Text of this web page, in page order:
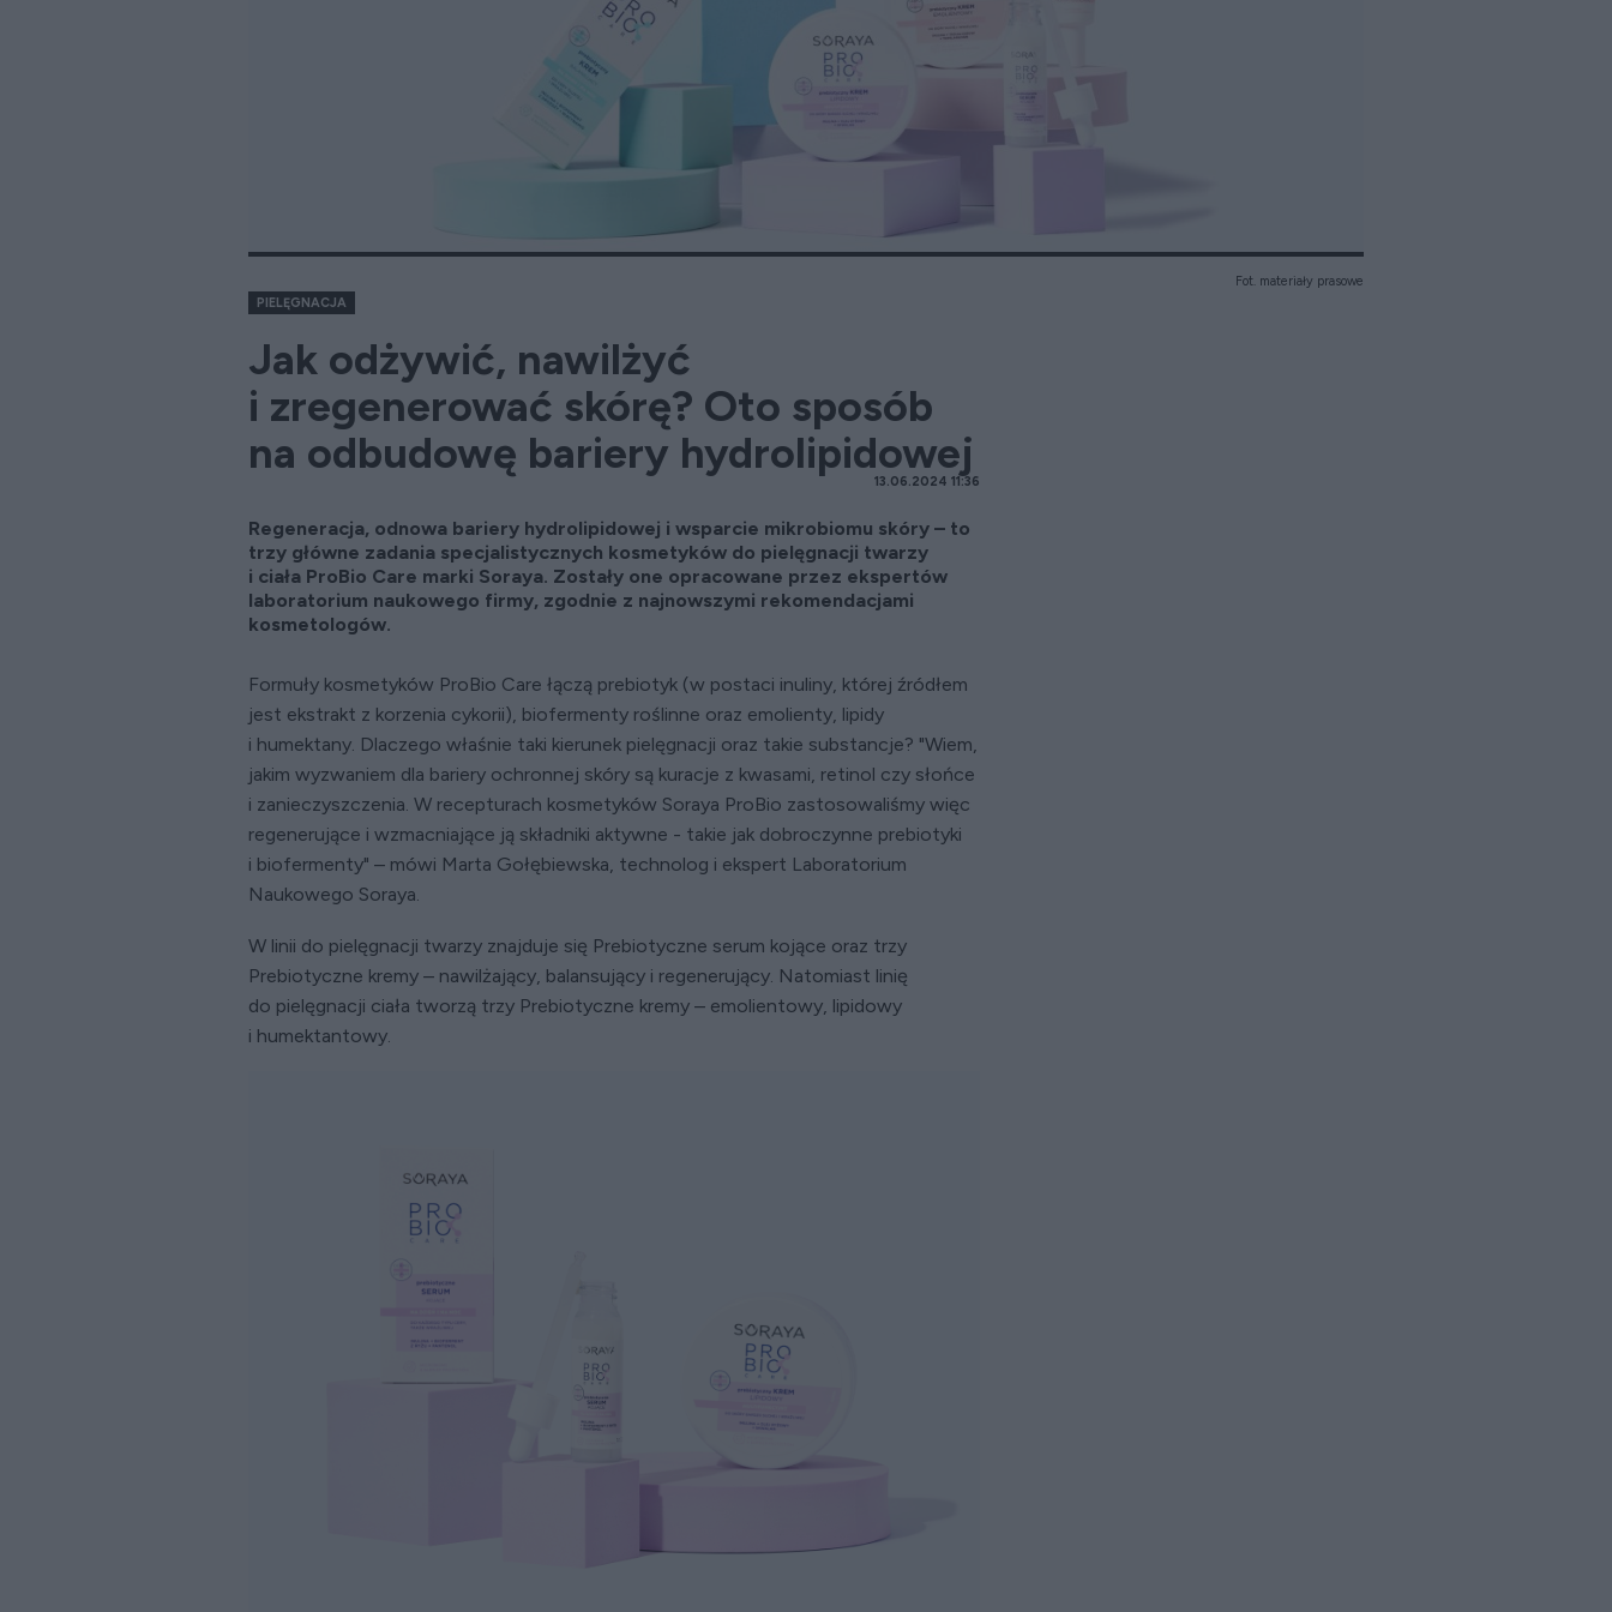
Fot. materiały prasowe
PIELĘGNACJA
Jak odżywić, nawilżyć
i zregenerować skórę? Oto sposób
na odbudowę bariery hydrolipidowej
13.06.2024 11:36
Regeneracja, odnowa bariery hydrolipidowej i wsparcie mikrobiomu skóry – to
trzy główne zadania specjalistycznych kosmetyków do pielęgnacji twarzy
i ciała ProBio Care marki Soraya. Zostały one opracowane przez ekspertów
laboratorium naukowego firmy, zgodnie z najnowszymi rekomendacjami
kosmetologów.
Formuły kosmetyków ProBio Care łączą prebiotyk (w postaci inuliny, której źródłem
jest ekstrakt z korzenia cykorii), biofermenty roślinne oraz emolienty, lipidy
i humektany. Dlaczego właśnie taki kierunek pielęgnacji oraz takie substancje? "Wiem,
jakim wyzwaniem dla bariery ochronnej skóry są kuracje z kwasami, retinol czy słońce
i zanieczyszczenia. W recepturach kosmetyków Soraya ProBio zastosowaliśmy więc
regenerujące i wzmacniające ją składniki aktywne - takie jak dobroczynne prebiotyki
i biofermenty" – mówi Marta Gołębiewska, technolog i ekspert Laboratorium
Naukowego Soraya.
W linii do pielęgnacji twarzy znajduje się Prebiotyczne serum kojące oraz trzy
Prebiotyczne kremy – nawilżający, balansujący i regenerujący. Natomiast linię
do pielęgnacji ciała tworzą trzy Prebiotyczne kremy – emolientowy, lipidowy
i humektantowy.